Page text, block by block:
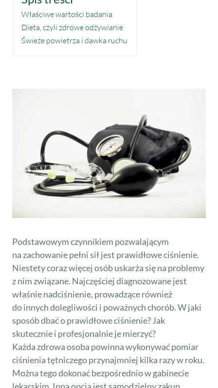
Właściwe wartości badania
Dieta, czyli zdrowe odżywianie
Świeże powietrza i dawka ruchu
Podstawowym czynnikiem pozwalającym
na zachowanie pełni sił jest prawidłowe ciśnienie.
Niestety coraz więcej osób uskarża się na problemy
z nim związane. Najczęściej diagnozowane jest
właśnie nadciśnienie, prowadzące również
do innych dolegliwości i poważnych chorób. W jaki
sposób dbać o prawidłowe ciśnienie? Jak
skutecznie i profesjonalnie je mierzyć?
Każda zdrowa osoba powinna wykonywać pomiar
ciśnienia tętniczego przynajmniej kilka razy w roku.
Można tego dokonać bezpośrednio w gabinecie